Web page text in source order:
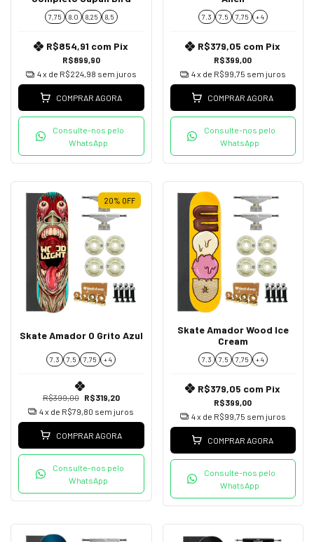
7,75 8.0 8,25 8,5
R$899,90
R$854,91 com Pix
4x de R$224,98 sem juros
COMPRAR AGORA
Consulte-nos pelo
WhatsApp
7.3 7.5 7,75 + 4
R$399,00
R$379,05 com Pix
4x de R$99,75 sem juros
COMPRAR AGORA
Consulte-nos pelo
WhatsApp
20% OFF
Skate Amador O Grito Azul
7.3 7.5 7,75 + 4
R$399,00 R$319,20
4x de R$79,80 sem juros
COMPRAR AGORA
Consulte-nos pelo
WhatsApp
Skate Amador Wood Ice
Cream
7.3 7.5 7,75 + 4
R$399,00
R$379,05 com Pix
4x de R$99,75 sem juros
COMPRAR AGORA
Consulte-nos pelo
WhatsApp